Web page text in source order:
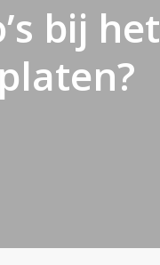
bij het